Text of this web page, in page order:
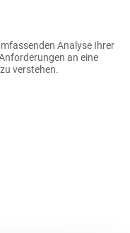
Analyse Ihrer
an eine
verstehen.